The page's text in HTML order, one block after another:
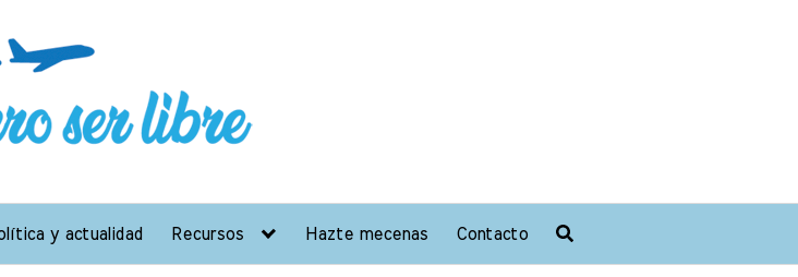
y actualidad Recursos Hazte mecenas Contacto